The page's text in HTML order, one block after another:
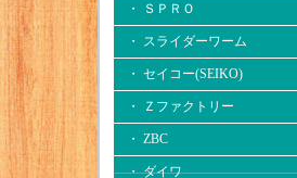
・ ＳＰＲＯ
・ スライダーワーム
・ セイコー(SEIKO)
・ Ｚファクトリー
・ ZBC
・ ダイワ